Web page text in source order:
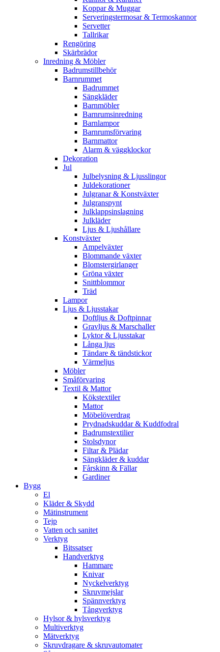
Koppar & Muggar
Serveringstermosar & Termoskannor
Servetter
Tallrikar
Rengöring
Skärbrädor
Inredning & Möbler
Badrumstillbehör
Barnrummet
Badrummet
Sängkläder
Barnmöbler
Barnrumsinredning
Barnlampor
Barnrumsförvaring
Barnmattor
Alarm & väggklockor
Dekoration
Jul
Julbelysning & Ljusslingor
Juldekorationer
Julgranar & Konstväxter
Julgranspynt
Julklappsinslagning
Julkläder
Ljus & Ljushållare
Konstväxter
Ampelväxter
Blommande växter
Blomstergirlanger
Gröna växter
Snittblommor
Träd
Lampor
Ljus & Ljusstakar
Doftljus & Doftpinnar
Gravljus & Marschaller
Lyktor & Ljusstakar
Långa ljus
Tändare & tändstickor
Värmeljus
Möbler
Småförvaring
Textil & Mattor
Kökstextiler
Mattor
Möbelöverdrag
Prydnadskuddar & Kuddfodral
Badrumstextilier
Stolsdynor
Filtar & Plädar
Sängkläder & kuddar
Fårskinn & Fällar
Gardiner
Bygg
El
Kläder & Skydd
Mätinstrument
Tejp
Vatten och sanitet
Verktyg
Bitssatser
Handverktyg
Hammare
Knivar
Nyckelverktyg
Skruvmejslar
Spännverktyg
Tångverktyg
Hylsor & hylsverktyg
Multiverktyg
Mätverktyg
Skruvdragare & skruvautomater